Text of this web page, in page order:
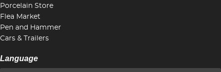
Porcelain Store
Flea Market
Pen and Hammer
Cars & Trailers
Language